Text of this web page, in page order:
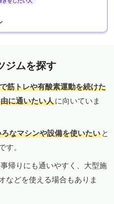
ジムを探す
筋トレや有酸素運動を続けた
に通いたい人に向いていま
なマシンや設備を使いたい と
す。
帰りにも通いやすく、大型施
などを使える場合もありま